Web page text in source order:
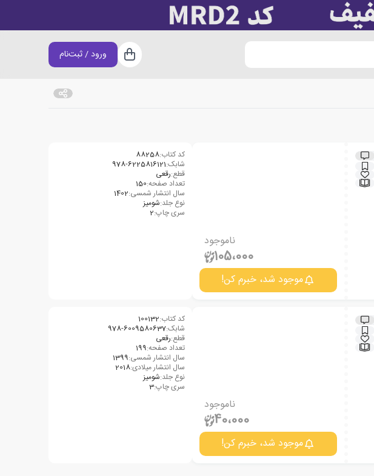
سبد خرید
ورود / ثبت‌نام
ناموجود
105،000
موجود شد، خبرم کن!
کد کتاب:88258
شابک:978-6225816121
قطع:رقعی
تعداد صفحه:150
سال انتشار شمسی:1402
نوع جلد:شومیز
سری چاپ:2
ناموجود
40،000
موجود شد، خبرم کن!
کد کتاب:100132
شابک:
‏978-6009580637‬‬‬‬
قطع:رقعی
تعداد صفحه:199
سال انتشار شمسی:1399
سال انتشار میلادی:2018
نوع جلد:شومیز
سری چاپ:3